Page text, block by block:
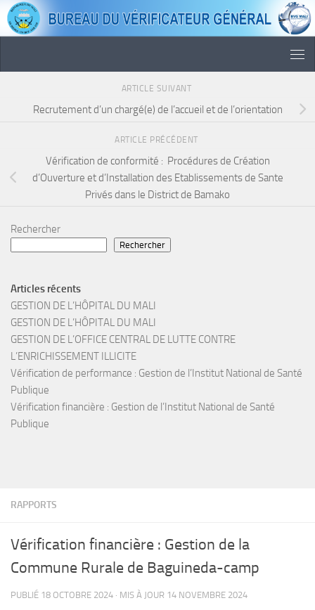
Skip to content
RAPPORTS
Vérification financière : Gestion de la
Commune Rurale de Baguineda-camp
PUBLIÉ 18 OCTOBRE 2024 · MIS À JOUR 14 NOVEMBRE 2024
ARTICLE SUIVANT
Recrutement d’un chargé(e) de l’accueil et de l’orientation
ARTICLE PRÉCÉDENT
Vérification de conformité : Procédures de Création
d’Ouverture et d’Installation des Etablissements de Sante
Privés dans le District de Bamako
Rechercher
Rechercher
Articles récents
GESTION DE L’HÔPITAL DU MALI
GESTION DE L’HÔPITAL DU MALI
GESTION DE L’OFFICE CENTRAL DE LUTTE CONTRE
L’ENRICHISSEMENT ILLICITE
Vérification de performance : Gestion de l’Institut National de Santé
Publique
Vérification financière : Gestion de l’Institut National de Santé
Publique